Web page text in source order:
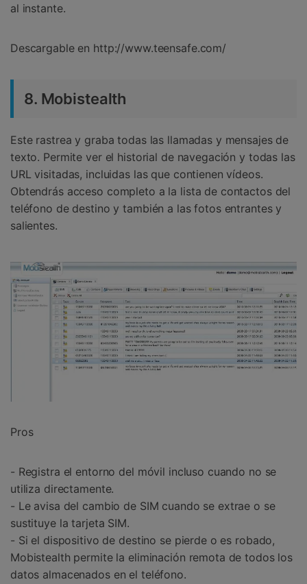
al instante.
Descargable en http://www.teensafe.com/
8. Mobistealth
Este rastrea y graba todas las llamadas y mensajes de
texto. Permite ver el historial de navegación y todas las
URL visitadas, incluidas las que contienen vídeos.
Obtendrás acceso completo a la lista de contactos del
teléfono de destino y también a las fotos entrantes y
salientes.
Pros
- Registra el entorno del móvil incluso cuando no se
utiliza directamente.
- Le avisa del cambio de SIM cuando se extrae o se
sustituye la tarjeta SIM.
- Si el dispositivo de destino se pierde o es robado,
Mobistealth permite la eliminación remota de todos los
datos almacenados en el teléfono.